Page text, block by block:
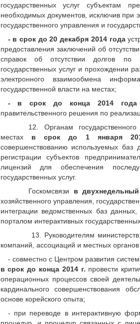
государственных услуг субъектам
необходимых документов, исключив при
государственного управления и
- в срок до 20 декабря 2014 года
предоставления заключений об
справок об отсутствии долгов по
государственных услуг и прохождении
электронного взаимообмена
государственной власти на местах;
- в срок
до конца 2014 года
правительственного решения по
12. Органам
местах в срок до 1 января
совершенствованию используемых баз
регистрации субъектов
лицензий для обеспечения
государственных услуг.
Госкомсвязи в
хозяйственного управления,
интеграции ведомственных баз
порталом интерактивных государственных
13. Руководителям
компаний, ассоциаций и местных органов
- совместно с Центром развития
в срок до конца 2014 г. провести
операционных процессов своей
кардинального совершенствования
основе корейского опыта;
- при переводе в интерактивную